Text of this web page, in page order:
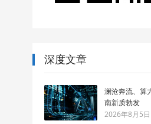
深度文章
澜沧奔流、算
南新质勃发
2026年8月5日